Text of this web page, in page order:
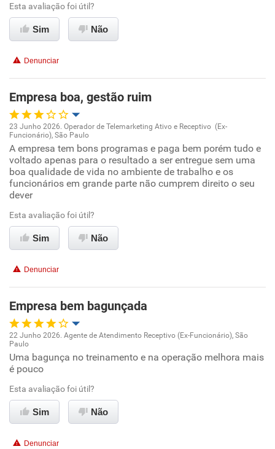
Recomenda esta empresa
Esta avaliação foi útil?
Sim Não
Denunciar
Empresa boa, gestão ruim
Oportunidade de promoção
Ambiente de trabalho
Conciliação com a vida familiar
Benefícios
23 Junho 2026. Operador de Telemarketing Ativo e Receptivo (Ex-
Funcionário), São Paulo
A empresa tem bons programas e paga bem porém tudo e
voltado apenas para o resultado a ser entregue sem uma
boa qualidade de vida no ambiente de trabalho e os
funcionários em grande parte não cumprem direito o seu
dever
Esta avaliação foi útil?
Sim Não
Denunciar
Empresa bem bagunçada
Oportunidade de promoção
Conciliação com a vida familiar
Benefícios
22 Junho 2026. Agente de Atendimento Receptivo (Ex-Funcionário), São
Paulo
Uma bagunça no treinamento e na operação melhora mais
é pouco
Esta avaliação foi útil?
Sim Não
Denunciar